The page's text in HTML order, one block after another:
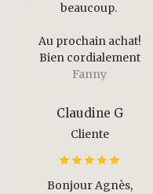
beaucoup.
Au prochain achat!
Bien cordialement
Fanny
Claudine G
Cliente
Bonjour Agnès,